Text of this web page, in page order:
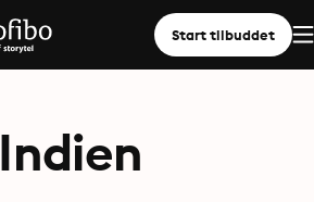
Start tilbuddet
Indien